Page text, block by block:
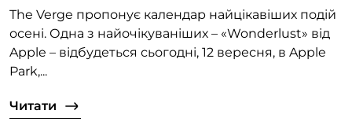
The Verge пропонує календар найцікавіших подій
осені. Одна з найочікуваніших – «Wonderlust» від
Apple – відбудеться сьогодні, 12 вересня, в Apple
Park,...
Читати